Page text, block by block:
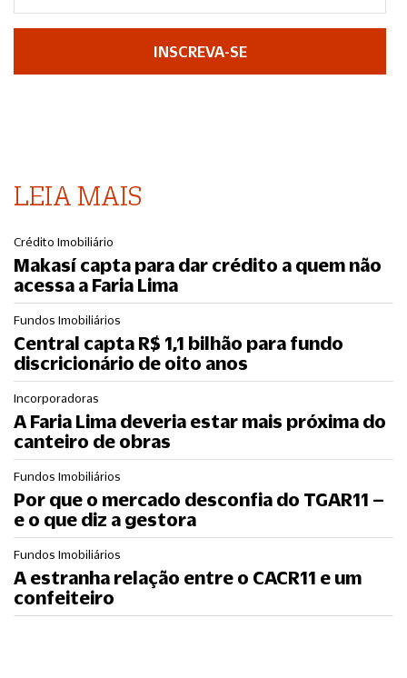
INSCREVA-SE
LEIA MAIS
Crédito Imobiliário
Makasí capta para dar crédito a quem não
acessa a Faria Lima
Fundos Imobiliários
Central capta R$ 1,1 bilhão para fundo
discricionário de oito anos
Incorporadoras
A Faria Lima deveria estar mais próxima do
canteiro de obras
Fundos Imobiliários
Por que o mercado desconfia do TGAR11 –
e o que diz a gestora
Fundos Imobiliários
A estranha relação entre o CACR11 e um
confeiteiro